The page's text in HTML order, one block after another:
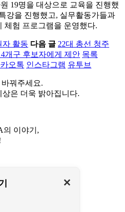
19명을 대상으로 교육을 진행했
강을 진행했고, 실무활동가들과
체험 프로그램을 운영했다.
자 활동 다음 글 22대 총선 청주
개구 후보자에게 제안 목록
오톡 인스타그램 유투브
꿔주세요.
은 더욱 밝아집니다.
의 이야기,
✕